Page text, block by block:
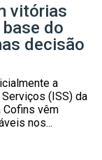
vitórias
do
decisão
a
(ISS) da
Cofins vêm
nos...